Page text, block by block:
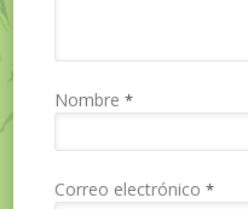
Nombre*
Correo electrónico*